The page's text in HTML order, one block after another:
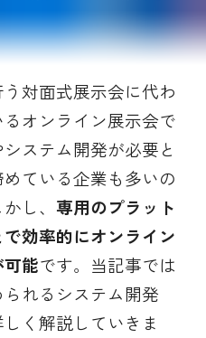
対面式展示会に代わ
オンライン展示会で
ステム開発が必要と
ている企業も多いの
し、 専用のプラット
効率的にオンライン
能です。当記事では
れるシステム開発
く解説していきま